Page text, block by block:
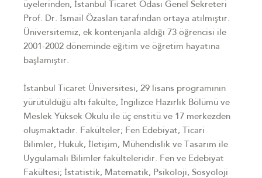
üyelerinden, İstanbul Ticaret Odası Genel Sekreteri
Prof. Dr. İsmail Özaslan tarafından ortaya atılmıştır.
Üniversitemiz, ek kontenjanla aldığı 73 öğrencisi ile
2001-2002 döneminde eğitim ve öğretim hayatına
başlamıştır.
İstanbul Ticaret Üniversitesi, 29 lisans programının
yürütüldüğü altı fakülte, İngilizce Hazırlık Bölümü ve
Meslek Yüksek Okulu ile üç enstitü ve 17 merkezden
oluşmaktadır. Fakülteler; Fen Edebiyat, Ticari
Bilimler, Hukuk, İletişim, Mühendislik ve Tasarım ile
Uygulamalı Bilimler fakülteleridir. Fen ve Edebiyat
Fakültesi; İstatistik, Matematik, Psikoloji, Sosyoloji